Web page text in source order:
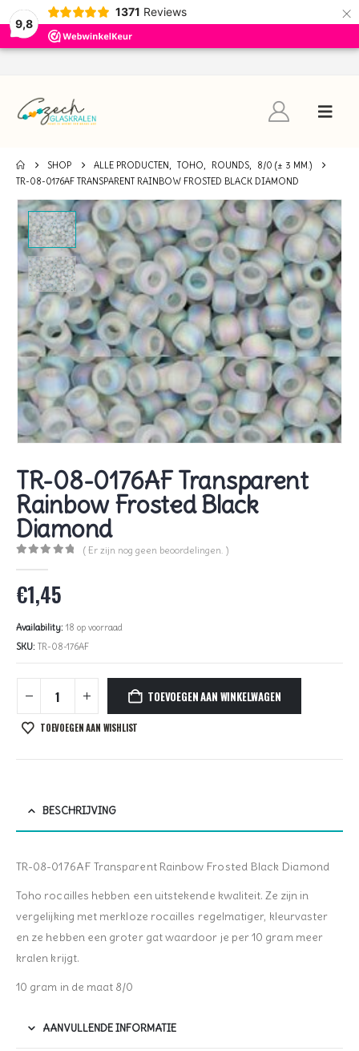
9,8
1371 Reviews ×
SHOP ALLE PRODUCTEN, TOHO, ROUNDS,
8/0 (± 3 MM.)
TR-08-0176AF TRANSPARENT RAINBOW FROSTED BLACK DIAMOND
TR-08-0176AF Transparent
Rainbow Frosted Black
Diamond
( Er zijn nog geen beoordelingen. )
€1,45
Availability: 18 op voorraad
SKU: TR-08-176AF
TOEVOEGEN AAN WINKELWAGEN
TOEVOEGEN AAN WISHLIST
BESCHRIJVING
TR-08-0176AF Transparent Rainbow Frosted Black Diamond
Toho rocailles hebben een uitstekende kwaliteit. Ze zijn in
vergelijking met merkloze rocailles regelmatiger, kleurvaster
en ze hebben een groter gat waardoor je per 10 gram meer
kralen krijgt.
10 gram in de maat 8/0
AANVULLENDE INFORMATIE